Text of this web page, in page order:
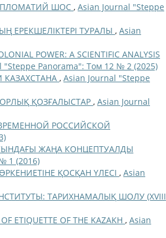
ШОС , Asian Journal "Steppe
ЕРЕКШЕЛІКТЕРІ ТУРАЛЫ , Asian
POWER: A SCIENTIFIC ANALYSIS
"Steppe Panorama": Том 12 № 2 (2025)
, Asian Journal "Steppe
ҚОЗҒАЛЫСТАР , Asian Journal
РОССИЙСКОЙ
ЖАҢА КОНЦЕПТУАЛДЫ
1 (2016)
ҚОСҚАН ҮЛЕСІ , Asian
ТАРИХНАМАЛЫҚ ШОЛУ (XVIII
ETIQUETTE OF THE KAZAKH , Asian